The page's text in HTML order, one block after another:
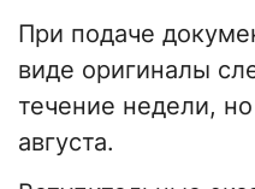
При подаче
виде оригиналы
течение недели,
августа.